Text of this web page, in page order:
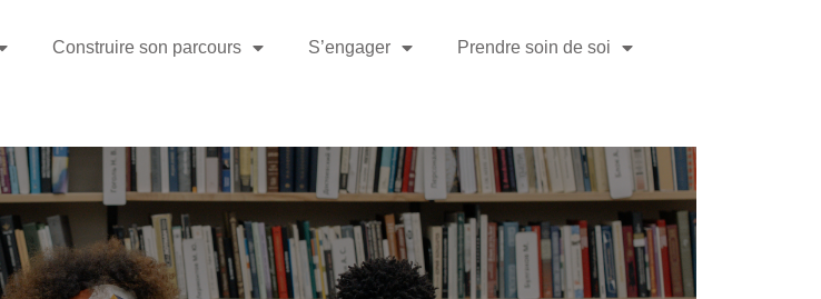
Construire son parcours S’engager Prendre soin de soi